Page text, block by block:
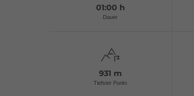
01:00 h
Dauer
931 m
Tiefster Punkt